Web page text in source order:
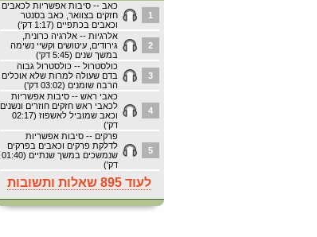
כאב -- סיבות אפשריות לכאבים
חזקים בצוואר, כאב בסנטר
וכאבים בכתפיים (1:17 דק')
1
אלרגיות -- אלרגיה כרונית,
גירודים, עיטושים וקשיי נשימה
במשך שנים (5:45 דק')
2
כולסטרול -- כולסטרול גבוה
בדם שעולה למרות שלא אוכלים
הרבה שומנים (03:02 דק')
3
כאבי ראש -- סיבות אפשריות
לכאבי ראש חזקים חוזרים ונשנים
וכאב שמוביל לאשפוז (02:17
דק')
4
פרקים -- סיבות אפשריות
לדלקת פרקים וכאבים בפרקים
שנמשכים במשך שנתיים (01:40
דק')
5
לעוד 895 שאלות ותשובות